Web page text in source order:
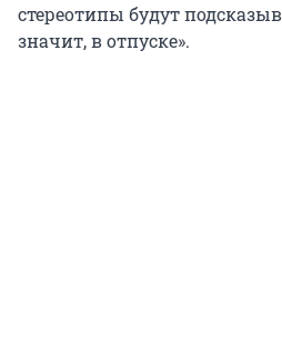
стереотипы будут
значит, в отпуске».